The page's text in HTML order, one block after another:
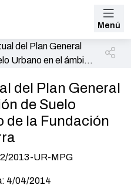
Menú
del Plan General
Urbano en el ámbito
del Plan General
de Suelo
de la Fundación
2013-UR-MPG
4/04/2014